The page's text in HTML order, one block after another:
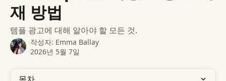
재 방법
템플 광고에 대해 알아야 할 모든 것.
작성자: Emma Ballay
2026년 5월 7일